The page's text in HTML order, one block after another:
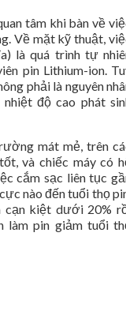
tâm khi bàn về
Về mặt kỹ thuật,
là quá trình tự
pin Lithium-ion.
phải là nguyên
nhiệt độ cao phát
mát mẻ, trên
và chiếc máy có
cắm sạc liên tục
nào đến tuổi thọ
cạn kiệt dưới 20%
làm pin giảm tuổi